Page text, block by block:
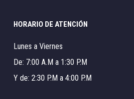
HORARIO DE ATENCIÓN
Lunes a Viernes
De: 7:00 A.M a 1:30 P.M
Y de: 2:30 P.M a 4:00 P.M